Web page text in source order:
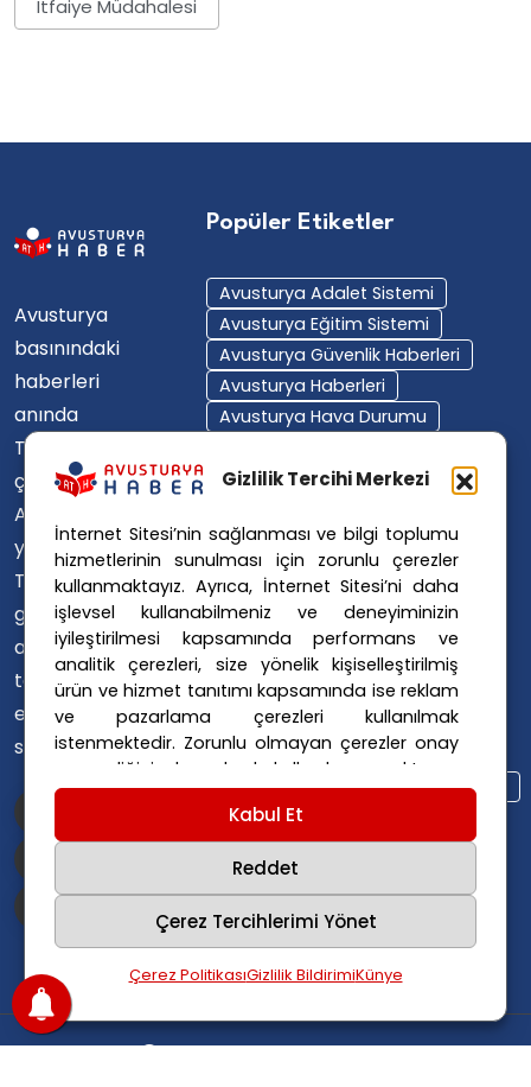
Gizlilik Tercihi Merkezi
İnternet Sitesi’nin sağlanması ve bilgi toplumu
hizmetlerinin sunulması için zorunlu çerezler
kullanmaktayız. Ayrıca, İnternet Sitesi’ni daha
işlevsel kullanabilmeniz ve deneyiminizin
iyileştirilmesi kapsamında performans ve
analitik çerezleri, size yönelik kişiselleştirilmiş
ürün ve hizmet tanıtımı kapsamında ise reklam
ve pazarlama çerezleri kullanılmak
istenmektedir. Zorunlu olmayan çerezler onay
vermediğiniz durumlarda kullanılmayacaktır.
Ayarlarınız 365 gün saklanır.
veGizlilik Politikasıiçin linklere tıklayınız.
Kabul Et
Reddet
Çerez Tercihlerimi Yönet
Çerez PolitikasıGizlilik BildirimiKünye
Itfaiye Müdahalesi
Avusturya
basınındaki
haberleri
anında
Türkçe'ye
çevirerek,
Avusturya'da
yaşayan
Türklerin ülke
gündemini
ana dillerinde
takip
etmelerini
sağlıyoruz.
Popüler Etiketler
Avusturya Adalet Sistemi
Avusturya Eğitim Sistemi
Avusturya Güvenlik Haberleri
Avusturya Haberleri
Avusturya Hava Durumu
Avusturya Polisi
Avusturya Polis Soruşturması
Avusturya Sağlık Sistemi
Avusturya Siyaseti
Avusturya Suç Haberleri
Avusturya Trafik Haberleri
Donald Trump
FPÖ
Graz Okul Saldırısı
Internet Dolandırıcılığı
Itfaiye Müdahalesi
Viyana Polisi
Viyana Suç Haberleri
Copyright 2025Avusturya Haber.Tüm hakları